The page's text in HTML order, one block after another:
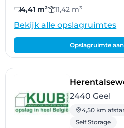
4,41 m² 11,42 m³
Bekijk alle opslagruimtes
Opslagruimte
2440 Geel
4,50 km
Self Storage